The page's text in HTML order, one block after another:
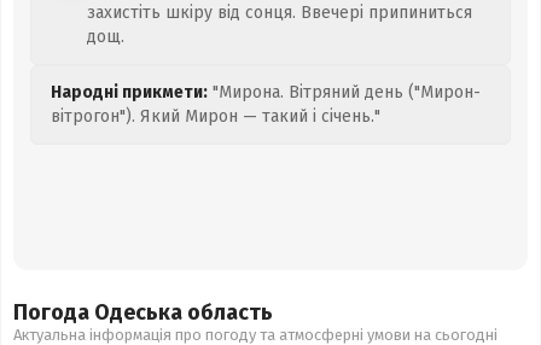
захистіть шкіру від сонця. Ввечері припиниться
дощ.
Народні прикмети: "Мирона. Вітряний день ("Мирон-
вітрогон"). Який Мирон — такий і січень."
Погода Одеська область
Актуальна інформація про погоду та атмосферні умови на сьогодні